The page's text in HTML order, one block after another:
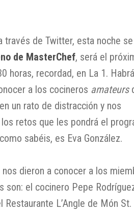
través de Twitter, esta noche
de MasterChef, será el
horas, recordad, en La 1.
a los cocineros amateurs
un rato de distracción y nos
retos que les pondrá el
sabéis, es Eva González.
dieron a conocer a los
son: el cocinero Pepe
L’Angle de Món